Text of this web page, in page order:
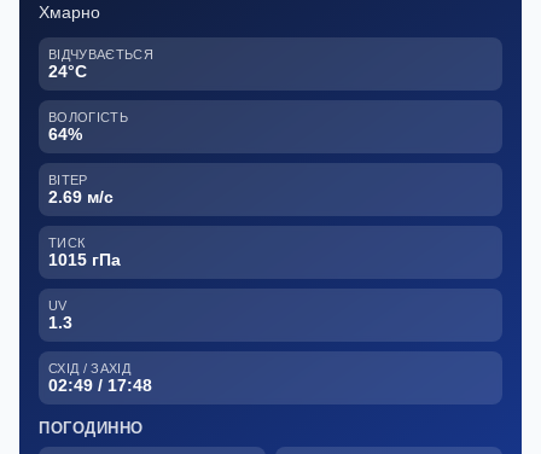
Хмарно
ВІДЧУВАЄТЬСЯ
24°C
ВОЛОГІСТЬ
64%
ВІТЕР
2.69 м/с
ТИСК
1015 гПа
UV
1.3
СХІД / ЗАХІД
02:49 / 17:48
ПОГОДИННО